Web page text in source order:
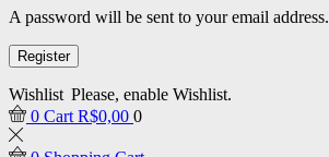
A password will be sent to your email address.
Register
Wishlist Please, enable Wishlist.
0 Cart R$0,00 0